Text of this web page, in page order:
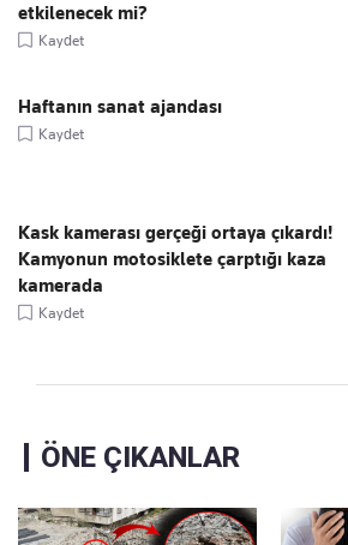
etkilenecek mi?
Kaydet
Haftanın sanat ajandası
Kaydet
Kask kamerası gerçeği ortaya çıkardı!
Kamyonun motosiklete çarptığı kaza
kamerada
Kaydet
ÖNE ÇIKANLAR